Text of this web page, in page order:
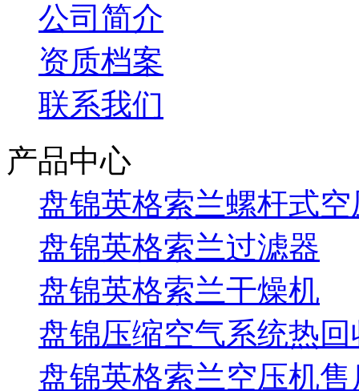
公司简介
资质档案
联系我们
产品中心
盘锦英格索兰螺杆式空
盘锦英格索兰过滤器
盘锦英格索兰干燥机
盘锦压缩空气系统热回
盘锦英格索兰空压机